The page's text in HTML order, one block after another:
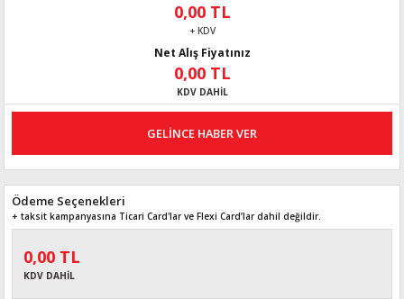
0,00 TL
+ KDV
Net Alış Fiyatınız
0,00 TL
KDV DAHİL
GELİNCE HABER VER
Ödeme Seçenekleri
+ taksit kampanyasına Ticari Card'lar ve Flexi Card’lar dahil değildir.
0,00 TL
KDV DAHİL